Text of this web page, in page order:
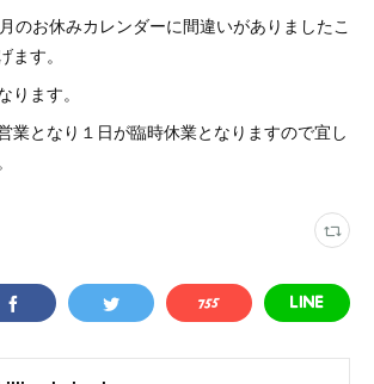
のお休みカレンダーに間違いがありましたこ
ます。
ります。
業となり１日が臨時休業となりますので宜し